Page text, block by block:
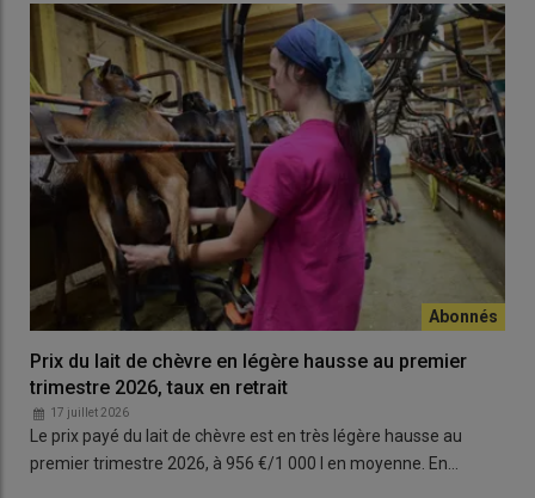
Prix du lait de chèvre en légère hausse au premier
trimestre 2026, taux en retrait
17 juillet 2026
Le prix payé du lait de chèvre est en très légère hausse au
premier trimestre 2026, à 956 €/1 000 l en moyenne. En…